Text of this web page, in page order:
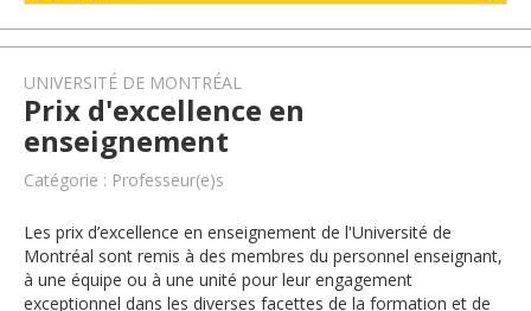
UNIVERSITÉ DE MONTRÉAL
Prix d'excellence en
enseignement
Catégorie : Professeur(e)s
Les prix d’excellence en enseignement de l'Université de
Montréal sont remis à des membres du personnel enseignant,
à une équipe ou à une unité pour leur engagement
exceptionnel dans les diverses facettes de la formation et de